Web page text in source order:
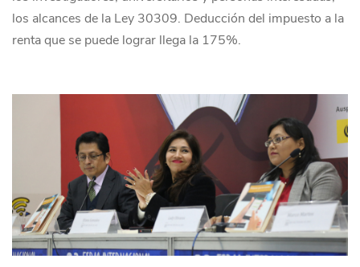
los alcances de la Ley 30309. Deducción del impuesto a la
renta que se puede lograr llega la 175%.